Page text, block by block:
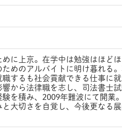
に上京。在学中は勉強はほど
めのアルバイトに明け暮れる
するも社会貢献できる仕事に就
から法律職を志し、司法書士
を積み、2009年難波にて開業
大切さを自覚し、今後更なる